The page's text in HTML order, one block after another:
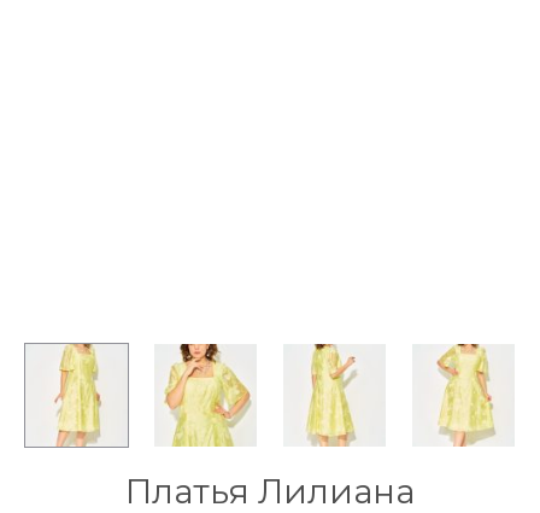
Платья Лилиана